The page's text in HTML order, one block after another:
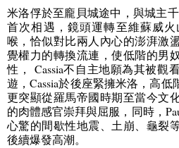
米洛俘於至龐貝城途中，與城主
首次相遇 ， 鏡頭運轉至維蘇威
喉 ，恰似對比兩人內心的澎湃激
覺權力的轉換流連 ，使低階的男奴
性 ， Cassia不自主地願為其被觀
遊 ，Cassia於後座緊擁米洛 ，高低
更突顯從羅馬帝國時期至當今文
的肉體感官崇拜與屈服 ， 同時，
心驚的間歇性地震
土崩 、龜裂
後續爆發高潮。